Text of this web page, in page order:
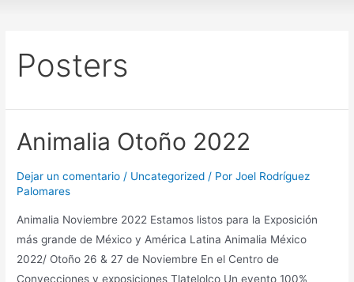
Posters
Animalia Otoño 2022
Dejar un comentario / Uncategorized / PorJoel Rodríguez
Palomares
Animalia Noviembre 2022 Estamos listos para la Exposición
más grande de México y América Latina Animalia México
2022/ Otoño 26 & 27 de Noviembre En el Centro de
Convecciones y exposiciones Tlatelolco Un evento 100%